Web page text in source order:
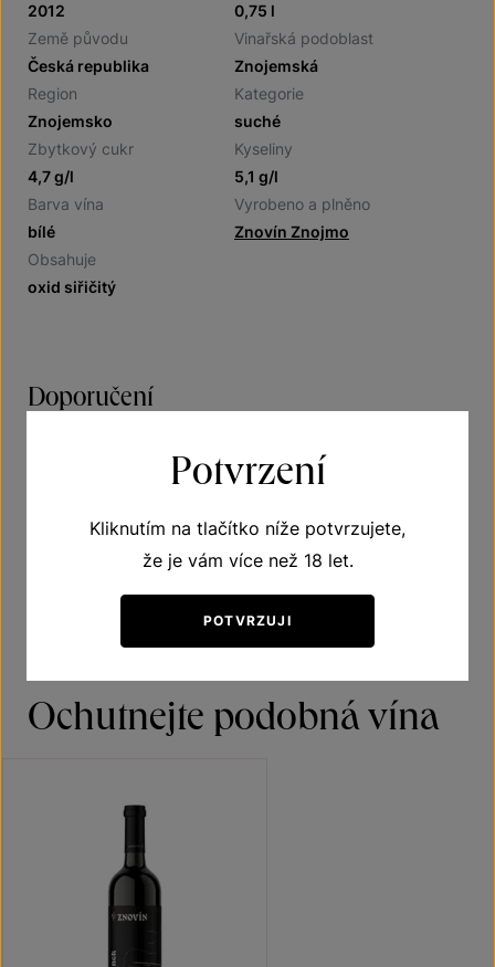
2012
0,75 l
Země původu
Česká republika
Vinařská podoblast
Znojemská
Region
Znojemsko
Kategorie
suché
Zbytkový cukr
4,7 g/l
Kyseliny
5,1 g/l
Barva vína
bílé
Vyrobeno a plněno
Znovín Znojmo
Obsahuje
oxid siřičitý
Doporučení
Doporučená teplota vína při podávání 10–12 °C
Ochutnejte podobná vína
Potvrzení
Kliknutím na tlačítko níže potvrzujete,
že je vám více než 18 let.
POTVRZUJI